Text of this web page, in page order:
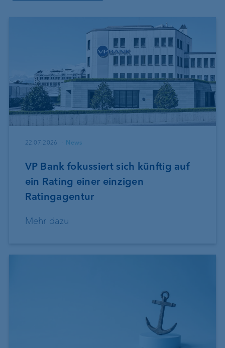
22.07.2026 News
VP Bank fokussiert sich künftig auf
ein Rating einer einzigen
Ratingagentur
Mehr dazu